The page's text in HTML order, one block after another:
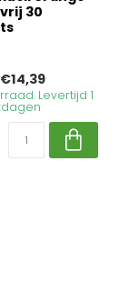
30
€14,39
Levertijd 1